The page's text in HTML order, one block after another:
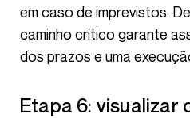
em caso de imprevistos.
caminho crítico garante
dos prazos e uma
Etapa 6: visualizar o encadeamento